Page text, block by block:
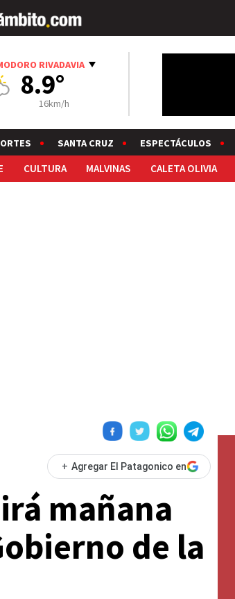
RIVADAVIA
8.9°
16km/h
SANTA CRUZ ESPECTÁCULOS
CULTURA MALVINAS CALETA OLIVIA
+ Agregar El Patagonico en
mañana
de la